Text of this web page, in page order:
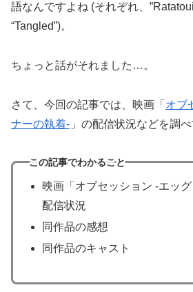
語なんですよね (それぞれ、
“Tangled”)。
ちょっと話がそれました…。
さて、今回の記事では、映画「 オブ
ナーの執着- 」の配信状況などを調べ
この記事でわかること
映画「オブセッション -エッ
配信状況
同作品の感想
同作品のキャスト